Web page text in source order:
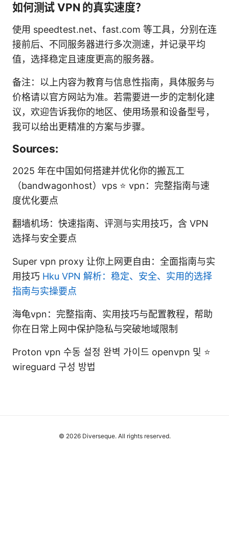
如何测试 VPN 的真实速度？
使用 speedtest.net、fast.com 等工具，分别在连
接前后、不同服务器进行多次测速，并记录平均
值，选择稳定且速度更高的服务器。
备注：以上内容为教育与信息性指南，具体服务与
价格请以官方网站为准。若需要进一步的定制化建
议，欢迎告诉我你的地区、使用场景和设备型号，
我可以给出更精准的方案与步骤。
Sources:
2025 年在中国如何搭建并优化你的搬瓦工
（bandwagonhost）vps ⭐ vpn：完整指南与速
度优化要点
翻墙机场：快速指南、评测与实用技巧，含 VPN
选择与安全要点
Super vpn proxy 让你上网更自由：全面指南与实
用技巧 Hku VPN 解析：稳定、安全、实用的选择
指南与实操要点
海龟vpn：完整指南、实用技巧与配置教程，帮助
你在日常上网中保护隐私与突破地域限制
Proton vpn 수동 설정 완벽 가이드 openvpn 및 ⭐
wireguard 구성 방법
© 2026 Diverseque. All rights reserved.